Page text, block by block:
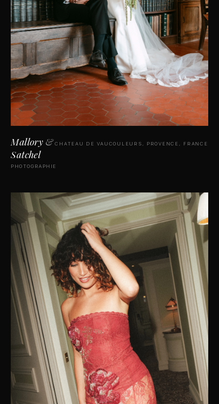
Mallory&
Satchel
CHATEAU DE VAUCOULEURS, PROVENCE, FRANCE
PHOTOGRAPHIE